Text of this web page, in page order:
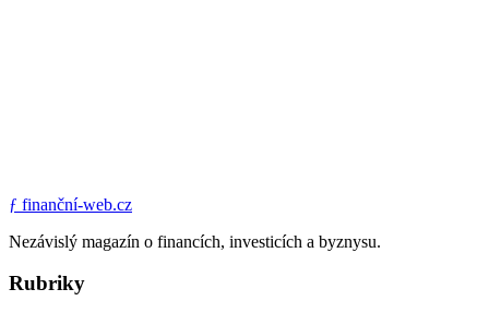
ƒ finanční-web.cz
Nezávislý magazín o financích, investicích a byznysu.
Rubriky